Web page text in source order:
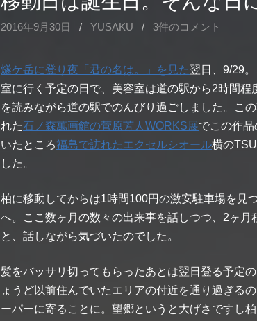
2016年9月30日 / YUSAKU / 3件のコメント
燧ケ岳に登り夜「君の名は。」を見た翌日、9/29
室に行く予定の日で、美容室は道の駅から2時間
を読みながら道の駅でのんびり過ごしました。こ
れた石ノ森萬画館の菅原芳人WORKS展でこの作
いたところ福島で訪れたエクセルシオール横の
した。
柏に移動してからは1時間100円の激安駐車場を見
へ。ここ数ヶ月の数々の出来事を話しつつ、2ヶ
と、話しながら気づいたのでした。
髪をバッサリ切ってもらったあとは翌日登る予定
ょうど以前住んでいたエリアの付近を通り過ぎる
ーパーに寄ることに。望郷というと大げさですし